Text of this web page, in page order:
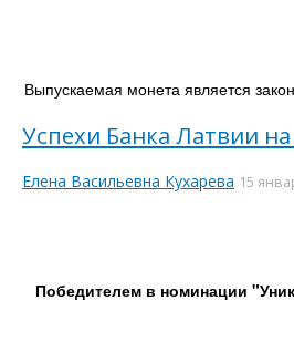
Выпускаемая монета является
Успехи Банка Латвии
Елена Васильевна Кухарева 15
Победителем в номинации